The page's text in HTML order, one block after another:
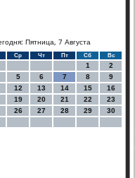
Пятница, 7 Августа
Ср Чт Пт Сб Вс
1
2
5 6 7 8
9
12 13 14 15
16
19 20 21 22
23
26 27 28 29
30